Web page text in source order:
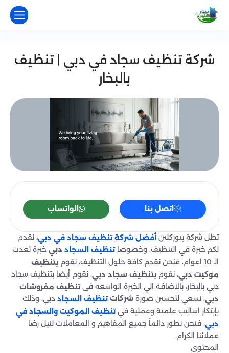
شركة تنظيف سجاد في دبي | تنظيف
بالبخار
اتصل بنا الواتساب
تظل شركة بيوركلين أفضل شركة تنظيف سجاد في دبي، نقدم
لكم خبرة في التنظيف، وخصوصاتنظيف السجاد دبي خبرة تعدت
الـ 10 اعوام، فنحن نقدم كافة حلول التنظيف، نقوم
بتنظيف
موكيت دبي، نقوم بتنظيف سجاد دبي، نقوم أيضا بتنظيف سجاد
دبي بالبخار، بالاضافة الي الخبرة الواسعه فيتنظيف مفروشات
دبي، نسعي لتحسين صورة شركاتتنظيف السجاد دبي، وذلك
بإبتكار اساليب علمية وعملية فيتنظيف الموكيت والسجاد في
دبي، فنحن نطور دائماً جميع المفاهيم و المعاملات لنيل رضا
عملائنا الكرام.
المحتوى